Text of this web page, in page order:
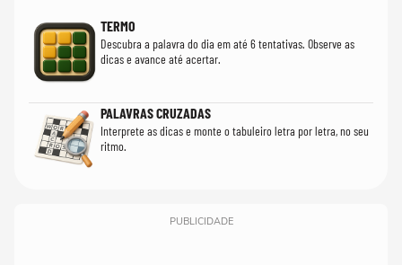
TERMO
Descubra a palavra do dia em até 6 tentativas. Observe as
dicas e avance até acertar.
PALAVRAS CRUZADAS
Interprete as dicas e monte o tabuleiro letra por letra, no seu
ritmo.
PUBLICIDADE